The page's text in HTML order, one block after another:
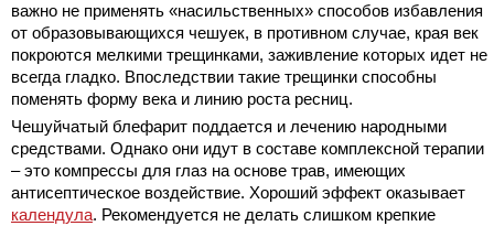
важно не применять «насильственных» способов избавления
от образовывающихся чешуек, в противном случае, края век
покроются мелкими трещинками, заживление которых идет не
всегда гладко. Впоследствии такие трещинки способны
поменять форму века и линию роста ресниц.
Чешуйчатый блефарит поддается и лечению народными
средствами. Однако они идут в составе комплексной терапии
– это компрессы для глаз на основе трав, имеющих
антисептическое воздействие. Хороший эффект оказывает
календула. Рекомендуется не делать слишком крепкие